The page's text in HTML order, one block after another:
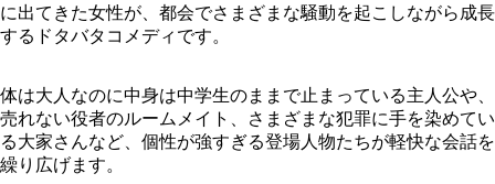
に出てきた女性が、都会でさまざまな騒動を起こしながら成長
するドタバタコメディです。
体は大人なのに中身は中学生のままで止まっている主人公や、
売れない役者のルームメイト、さまざまな犯罪に手を染めてい
る大家さんなど、個性が強すぎる登場人物たちが軽快な会話を
繰り広げます。